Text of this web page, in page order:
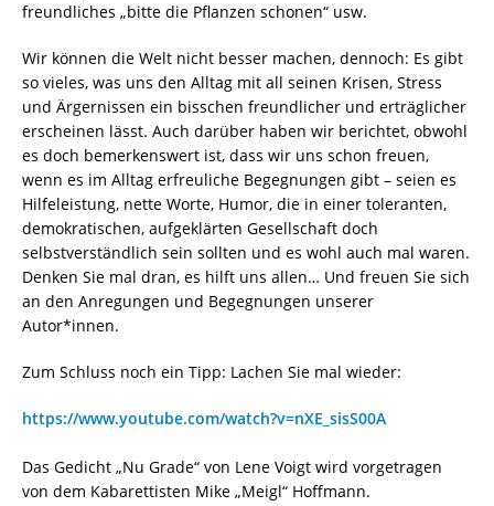
freundliches „bitte die Pflanzen schonen“ usw.
Wir können die Welt nicht besser machen, dennoch: Es gibt
so vieles, was uns den Alltag mit all seinen Krisen, Stress
und Ärgernissen ein bisschen freundlicher und erträglicher
erscheinen lässt. Auch darüber haben wir berichtet, obwohl
es doch bemerkenswert ist, dass wir uns schon freuen,
wenn es im Alltag erfreuliche Begegnungen gibt – seien es
Hilfeleistung, nette Worte, Humor, die in einer toleranten,
demokratischen, aufgeklärten Gesellschaft doch
selbstverständlich sein sollten und es wohl auch mal waren.
Denken Sie mal dran, es hilft uns allen… Und freuen Sie sich
an den Anregungen und Begegnungen unserer
Autor*innen.
Zum Schluss noch ein Tipp: Lachen Sie mal wieder:
https://www.youtube.com/watch?v=nXE_sisS00A
Das Gedicht „Nu Grade“ von Lene Voigt wird vorgetragen
von dem Kabarettisten Mike „Meigl“ Hoffmann.